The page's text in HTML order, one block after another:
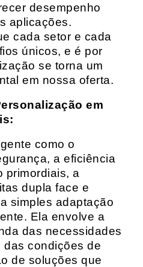
desempenho
aplicações.
cada setor e cada
únicos, e é por
se torna um
em nossa oferta.
em
como o
a eficiência
primordiais, a
dupla face e
simples adaptação
Ela envolve a
das necessidades
das condições de
de soluções que